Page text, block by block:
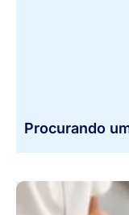
Procurando